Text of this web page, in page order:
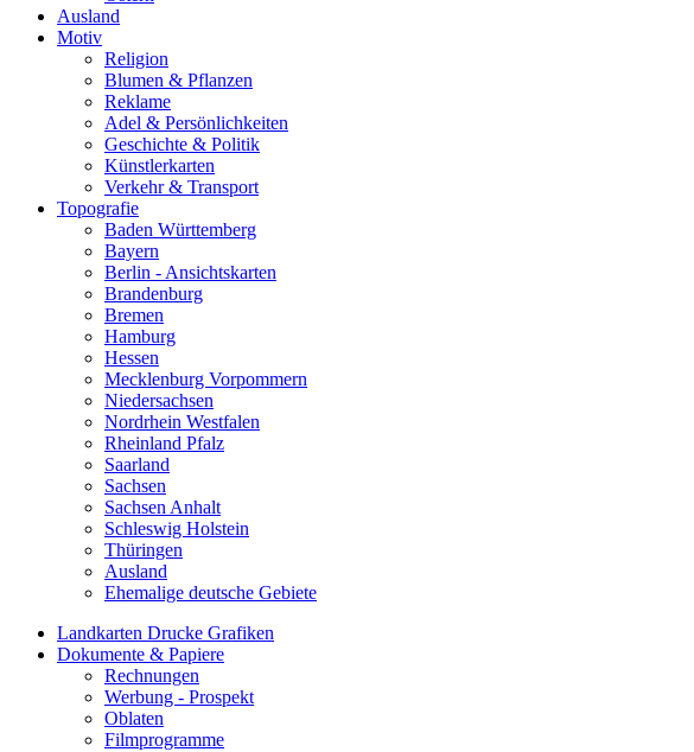
Ausland
Motiv
Religion
Blumen & Pflanzen
Reklame
Adel & Persönlichkeiten
Geschichte & Politik
Künstlerkarten
Verkehr & Transport
Topografie
Baden Württemberg
Bayern
Berlin - Ansichtskarten
Brandenburg
Bremen
Hamburg
Hessen
Mecklenburg Vorpommern
Niedersachsen
Nordrhein Westfalen
Rheinland Pfalz
Saarland
Sachsen
Sachsen Anhalt
Schleswig Holstein
Thüringen
Ausland
Ehemalige deutsche Gebiete
Landkarten Drucke Grafiken
Dokumente & Papiere
Rechnungen
Werbung - Prospekt
Oblaten
Filmprogramme